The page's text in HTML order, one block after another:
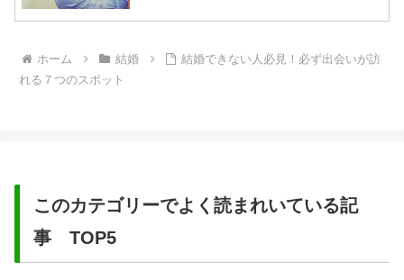
ホーム 結婚
結婚できない人必見！必ず出会いが訪
れる７つのスポット
このカテゴリーでよく読まれいている記
事 TOP5